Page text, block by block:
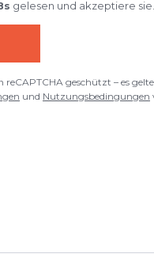
gelesen und akzeptiere sie.
reCAPTCHA geschützt – es
und Nutzungsbedingungen